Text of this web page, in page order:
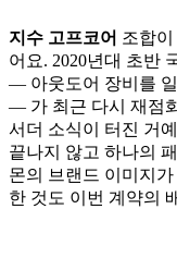
지수 고프코어 조합
어요. 2020년대 초반
— 아웃도어 장비를
— 가 최근 다시 재점
서더 소식이 터진 거
끝나지 않고 하나의
몬의 브랜드 이미지
한 것도 이번 계약의